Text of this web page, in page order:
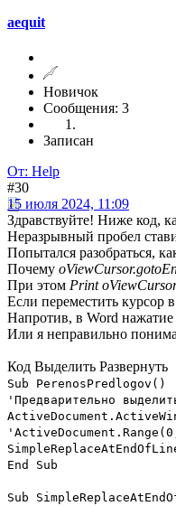
aequit
Новичок
Сообщения: 3
Записан
От: Help
#30
15 июля 2024, 11:09
Здравствуйте! Ниже код,
Неразрывный пробел
Попытался разобраться,
Почему
При этом Print
Если переместить курсор
Напротив, в Word
Или я неправильно
Код Выделить Развернуть
Sub PerenosPredlogov()
'Предварительно
End Sub
Sub